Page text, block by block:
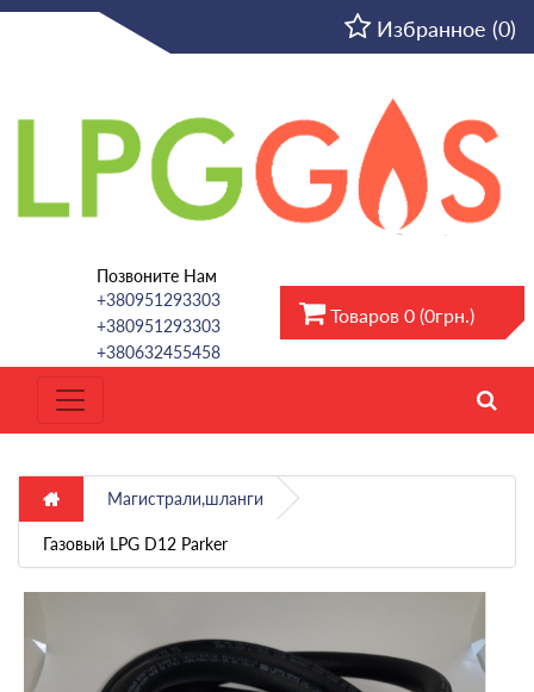
Избранное (0)
Позвоните Нам
+380951293303
+380951293303
+380632455458
Товаров 0 (0грн.)
Магистрали,шланги
Газовый LPG D12 Parker